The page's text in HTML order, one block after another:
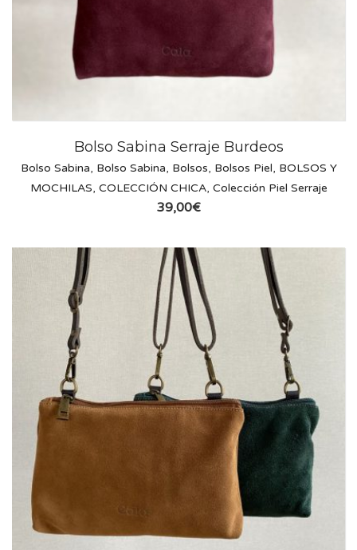
Bolso Sabina Serraje Burdeos
Bolso Sabina, Bolso Sabina, Bolsos, Bolsos Piel, BOLSOS Y
MOCHILAS, COLECCIÓN CHICA, Colección Piel Serraje
39,00€